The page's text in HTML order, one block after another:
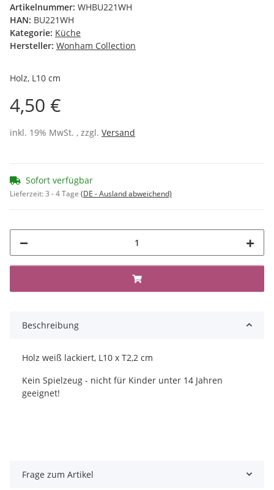
Artikelnummer: WHBU221WH
HAN: BU221WH
Kategorie: Küche
Hersteller: Wonham Collection
Holz, L10 cm
4,50 €
inkl. 19% MwSt. , zzgl. Versand
Sofort verfügbar
Lieferzeit:3 - 4 Tage (DE - Ausland abweichend)
Beschreibung
Holz weiß lackiert, L10 x T2,2 cm
Kein Spielzeug - nicht für Kinder unter 14 Jahren
geeignet!
Frage zum Artikel